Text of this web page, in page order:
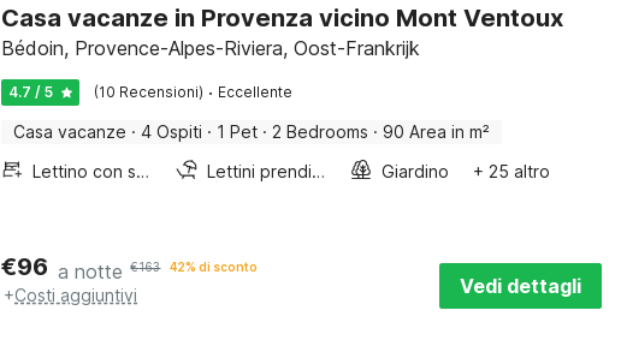
Casa vacanze in Provenza vicino Mont Ventoux
Bédoin, Provence-Alpes-Riviera, Oost-Frankrijk
4.7 / 5 (10 Recensioni) · Eccellente
Casa vacanze · 4 Ospiti · 1 Pet · 2 Bedrooms · 90 Area in m²
Lettino con sponde
Lettini prendisole Giardino + 25 altro
€96 a notte €163 42% di sconto
+Costi aggiuntivi Vedi dettagli